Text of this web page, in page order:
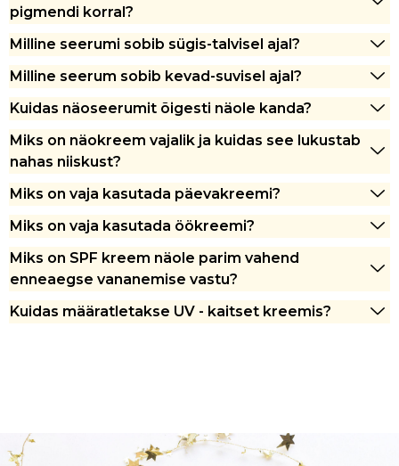
pigmendi korral?
Milline seerumi sobib sügis-talvisel ajal?
Milline seerum sobib kevad-suvisel ajal?
Kuidas näoseerumit õigesti näole kanda?
Miks on näokreem vajalik ja kuidas see lukustab
nahas niiskust?
Miks on vaja kasutada päevakreemi?
Miks on vaja kasutada öökreemi?
Miks on SPF kreem näole parim vahend
enneaegse vananemise vastu?
Kuidas määratletakse UV - kaitset kreemis?